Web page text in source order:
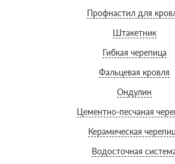
Профнастил для
Штакетник
Гибкая черепица
Фальцевая кровля
Ондулин
Цементно-песчаная
Керамическая
Водосточная